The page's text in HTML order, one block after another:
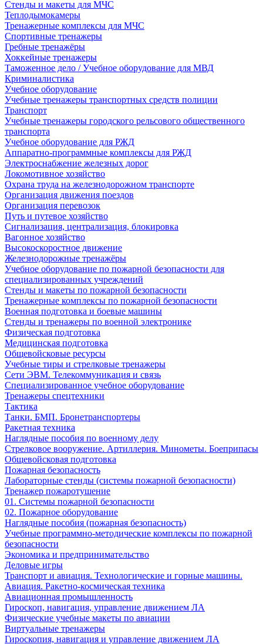
Стенды и макеты для МЧС
Теплодымокамеры
Тренажерные комплексы для МЧС
Спортивные тренажеры
Гребные тренажёры
Хоккейные тренажеры
Таможенное дело / Учебное оборудование для МВД
Криминалистика
Учебное оборудование
Учебные тренажеры транспортных средств полиции
Транспорт
Учебные тренажеры городского рельсового общественного
транспорта
Учебное оборудование для РЖД
Аппаратно-программные комплексы для РЖД
Электроснабжение железных дорог
Локомотивное хозяйство
Охрана труда на железнодорожном транспорте
Организация движения поездов
Организация перевозок
Путь и путевое хозяйство
Сигнализация, централизация, блокировка
Вагонное хозяйство
Высокоскоростное движение
Железнодорожные тренажёры
Учебное оборудование по пожарной безопасности для
специализированных учреждений
Стенды и макеты по пожарной безопасности
Тренажерные комплексы по пожарной безопасности
Военная подготовка и боевые машины
Стенды и тренажеры по военной электронике
Физическая подготовка
Медицинская подготовка
Общевойсковые ресурсы
Учебные тиры и стрелковые тренажеры
Сети ЭВМ. Телекоммуникация и связь
Специализированное учебное оборудование
Тренажеры спецтехники
Тактика
Танки. БМП. Бронетранспортеры
Ракетная техника
Наглядные пособия по военному делу
Стрелковое вооружение. Артиллерия. Минометы. Боеприпасы
Общевойсковая подготовка
Пожарная безопасность
Лабораторные стенды (системы пожарной безопасности)
Тренажер пожаротушение
01. Системы пожарной безопасности
02. Пожарное оборудование
Наглядные пособия (пожарная безопасность)
Учебные программно-методические комплексы по пожарной
безопасности
Экономика и предпринимательство
Деловые игры
Транспорт и авиация. Технологические и горные машины.
Авиация. Ракетно-космическая техника
Авиационная промышленность
Гироскоп, навигация, управление движением ЛА
Физические учебные макеты по авиации
Виртуальные тренажеры
Гироскопия, навигация и управление движением ЛА